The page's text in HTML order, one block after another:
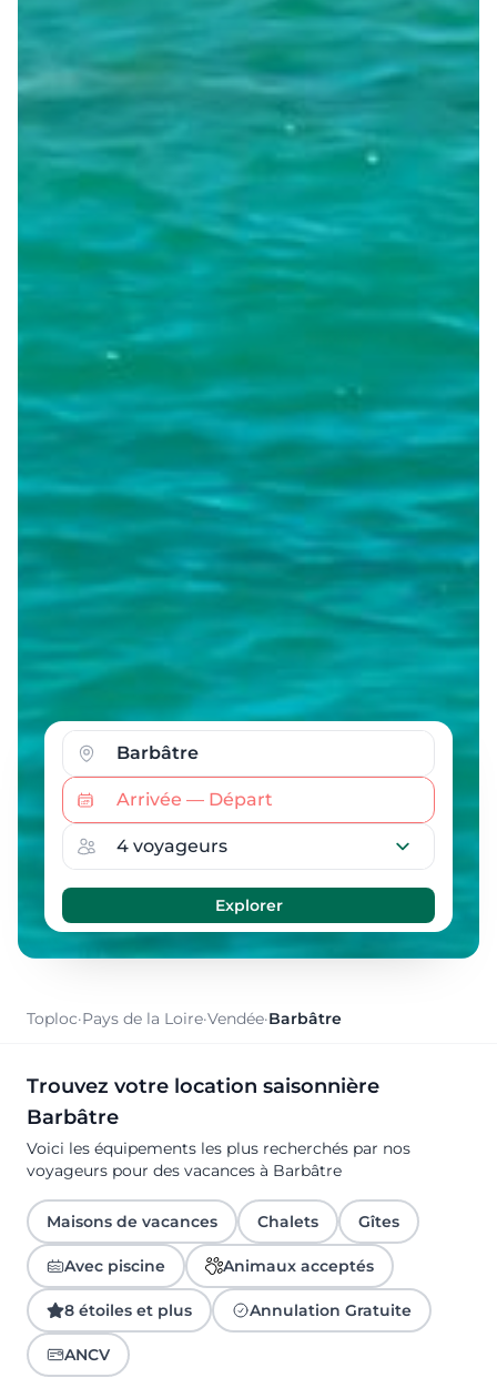
Toploc·Pays de la Loire·Vendée·Barbâtre
Trouvez votre location saisonnière
Barbâtre
Voici les équipements les plus recherchés par nos
voyageurs pour des vacances à Barbâtre
Maisons de vacances Chalets Gîtes
Avec piscine Animaux acceptés
8 étoiles et plus Annulation Gratuite
ANCV